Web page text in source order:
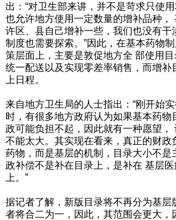
出：“对卫生部来讲，并不是苛求只使
也允许地方使用一定数量的增补品种，
许区、县自己增补一些，我们也没有干
制度也需要探索。”因此，在基本药物
策层面上，主要是敦促地方全 部使用
统一配送以及实现零差率销售，而增补
上日程。
来自地方卫生局的人士指出：“刚开始
时，有很多地方政府认为如果基本药物
政可能负担不起，因此就有一种愿望，
不能太大。其实现在看来，真正的财政
药物，而是基层的机制，目录大小不是
政补偿不是补在目录上，是补在 基层
上。”
据记者了解，新版目录将不再分为基层
者将合二为一，因此，其范围会更大，